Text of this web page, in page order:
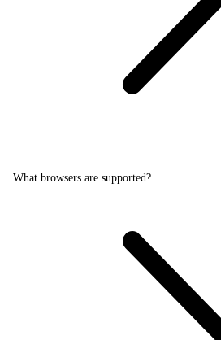
What browsers are supported?